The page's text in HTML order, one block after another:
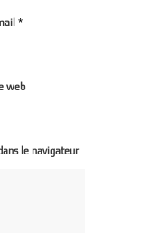
*
web
le navigateur